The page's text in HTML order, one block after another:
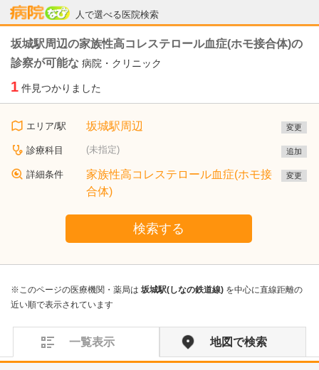
人で選べる医院検索
病院なび
坂城駅周辺の家族性高コレステロール血症(ホモ接合体)の
診察が可能な 病院・クリニック
1 件見つかりました
エリア/駅 坂城駅周辺 変更
診療科目 (未指定) 追加
詳細条件
家族性高コレステロール血症(ホモ接
合体)
変更
検索する
※このページの医療機関・薬局は 坂城駅(しなの鉄道線) を中心に直線距離の
近い順で表示されています
一覧表示 地図で検索